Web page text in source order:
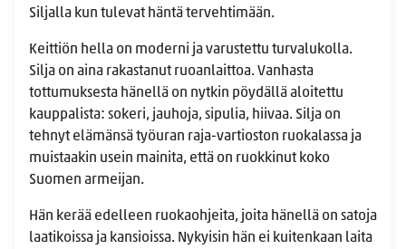
Siljalla kun tulevat häntä tervehtimään.
Keittiön hella on moderni ja varustettu turvalukolla.
Silja on aina rakastanut ruoanlaittoa. Vanhasta
tottumuksesta hänellä on nytkin pöydällä aloitettu
kauppalista: sokeri, jauhoja, sipulia, hiivaa. Silja on
tehnyt elämänsä työuran raja-vartioston ruokalassa ja
muistaakin usein mainita, että on ruokkinut koko
Suomen armeijan.
Hän kerää edelleen ruokaohjeita, joita hänellä on satoja
laatikoissa ja kansioissa. Nykyisin hän ei kuitenkaan laita